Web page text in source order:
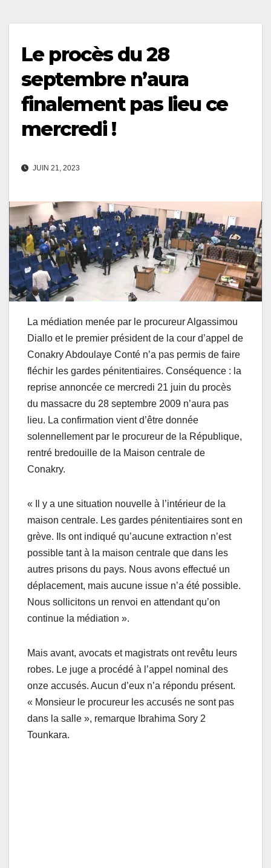
Le procès du 28
septembre n’aura
finalement pas lieu ce
mercredi !
JUIN 21, 2023
La médiation menée par le procureur Algassimou
Diallo et le premier président de la cour d’appel de
Conakry Abdoulaye Conté n’a pas permis de faire
fléchir les gardes pénitentiaires. Conséquence : la
reprise annoncée ce mercredi 21 juin du procès
du massacre du 28 septembre 2009 n’aura pas
lieu. La confirmation vient d’être donnée
solennellement par le procureur de la République,
rentré bredouille de la Maison centrale de
Conakry.
« Il y a une situation nouvelle à l’intérieur de la
maison centrale. Les gardes pénitentiaires sont en
grève. Ils ont indiqué qu’aucune extraction n’est
possible tant à la maison centrale que dans les
autres prisons du pays. Nous avons effectué un
déplacement, mais aucune issue n’a été possible.
Nous sollicitons un renvoi en attendant qu’on
continue la médiation ».
Mais avant, avocats et magistrats ont revêtu leurs
robes. Le juge a procédé à l’appel nominal des
onze accusés. Aucun d’eux n’a répondu présent.
« Monsieur le procureur les accusés ne sont pas
dans la salle », remarque Ibrahima Sory 2
Tounkara.